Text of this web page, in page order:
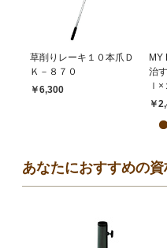
草削りレーキ１０本爪Ｄ
Ｋ－８７０
￥6,300
治
ｌ
￥
あなたにおすすめの